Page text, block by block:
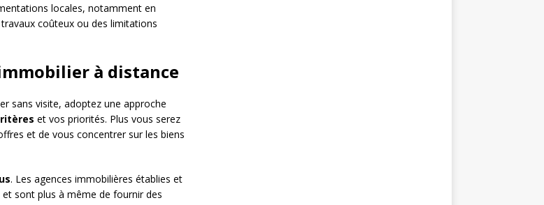
locales, notamment en
coûteux ou des limitations
à distance
sans visite, adoptez une approche
et vos priorités. Plus vous serez
et de vous concentrer sur les biens
. Les agences immobilières établies et
sont plus à même de fournir des